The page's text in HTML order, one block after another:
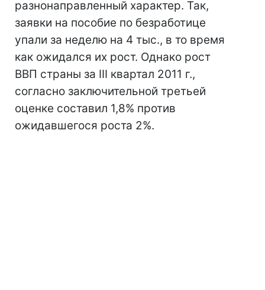
разнонаправленный характер. Так,
заявки на пособие по безработице
упали за неделю на 4 тыс., в то время
как ожидался их рост. Однако рост
ВВП страны за III квартал 2011 г.,
согласно заключительной третьей
оценке составил 1,8% против
ожидавшегося роста 2%.